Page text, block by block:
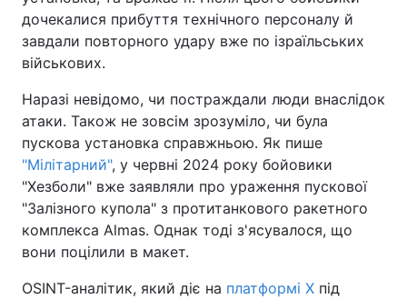
дочекалися прибуття технічного персоналу й
завдали повторного удару вже по ізраїльських
військових.
Наразі невідомо, чи постраждали люди внаслідок
атаки. Також не зовсім зрозуміло, чи була
пускова установка справжньою. Як пише
"Мілітарний", у червні 2024 року бойовики
"Хезболи" вже заявляли про ураження пускової
"Залізного купола" з протитанкового ракетного
комплекса Almas. Однак тоді з'ясувалося, що
вони поцілили в макет.
OSINT-аналітик, який діє на платформі X під